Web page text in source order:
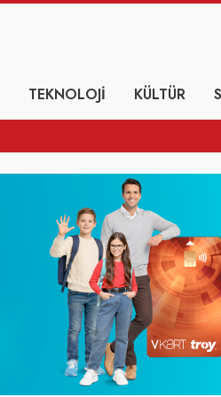
TEKNOLOJİ KÜLTÜR